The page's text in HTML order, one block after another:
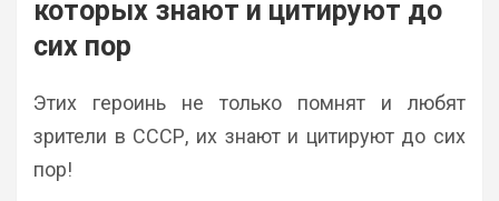
которых знают и цитируют до
сих пор
Этих героинь не только помнят и любят
зрители в СССР, их знают и цитируют до сих
пор!